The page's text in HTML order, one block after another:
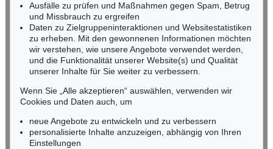
Fax: +49 (0)62 21 58 80-595
infoheidelberg@kettererkunst.de
NORDDEUTSCHLAND
Nico Kassel, M.A.
Tel.: +49 (0)89 55244-164
Mobil: +49 (0)171 8618661
n.kassel@kettererkunst.de
Keine Auktion mehr verpassen!
Ausfälle zu prüfen und Maßnahmen gegen Spam, Betrug
und Missbrauch zu ergreifen
Daten zu Zielgruppeninteraktionen und Websitestatistiken
zu erheben. Mit den gewonnenen Informationen möchten
wir verstehen, wie unsere Angebote verwendet werden,
und die Funktionalität unserer Website(s) und Qualität
unserer Inhalte für Sie weiter zu verbessern.
Wenn Sie „Alle akzeptieren“ auswählen, verwenden wir
Cookies und Daten auch, um
neue Angebote zu entwickeln und zu verbessern
personalisierte Inhalte anzuzeigen, abhängig von Ihren
Einstellungen